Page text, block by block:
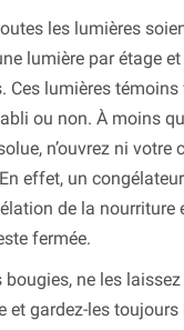
les lumières
lumière par étage
Ces lumières
ou non. À moins
n’ouvrez ni votre
effet, un
de la nourriture
fermée.
ne les
et gardez-les toujours